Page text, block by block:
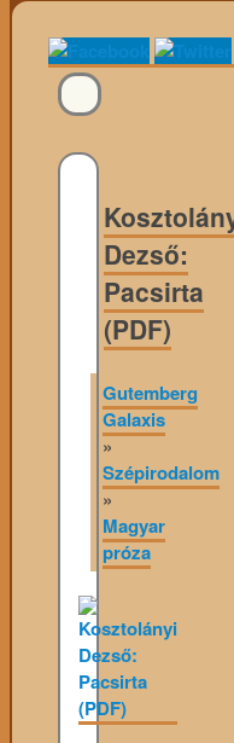
Dezső:
Pacsirta
(PDF)
Gutemberg
Galaxis
»
Szépirodalom
»
Magyar
próza